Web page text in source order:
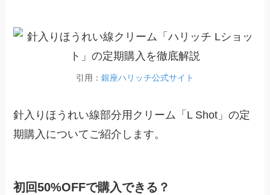
引用： 銀座ハリッチ公式サイト
針入りほうれい線部分用クリーム「L Shot」の定
期購入についてご紹介します。
初回50%OFFで購入できる？